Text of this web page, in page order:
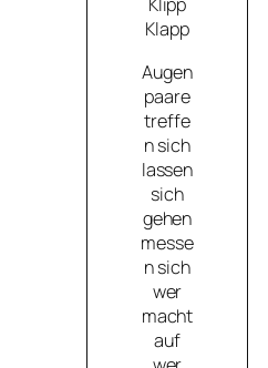
Klapp
Augen
paare
treffe
n sich
lassen
sich
gehen
messe
n sich
wer
macht
auf